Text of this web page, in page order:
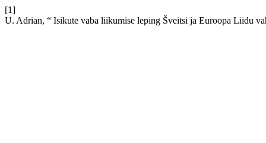
[1]
U. Adrian, “ Isikute vaba liikumise leping Šveitsi ja Euroopa Liidu